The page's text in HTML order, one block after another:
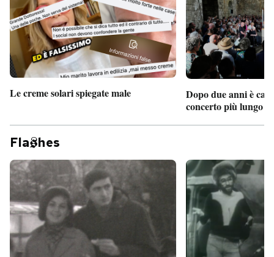
Le creme solari spiegate male
Dopo due anni è
concerto più lungo
Fla hes